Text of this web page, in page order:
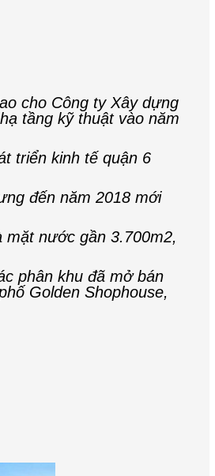
cho Công ty Xây dựng
tầng kỹ thuật vào năm
triển kinh tế quận 6
đến năm 2018 mới
nước gần 3.700m2,
phân khu đã mở bán
Golden Shophouse,